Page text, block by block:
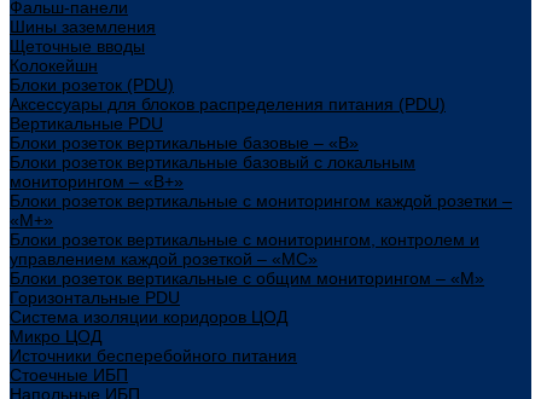
Фальш-панели
Шины заземления
Щеточные вводы
Колокейшн
Блоки розеток (PDU)
Аксессуары для блоков распределения питания (PDU)
Вертикальные PDU
Блоки розеток вертикальные базовые – «В»
Блоки розеток вертикальные базовый с локальным
мониторингом – «В+»
Блоки розеток вертикальные с мониторингом каждой розетки –
«М+»
Блоки розеток вертикальные с мониторингом, контролем и
управлением каждой розеткой – «МС»
Блоки розеток вертикальные с общим мониторингом – «М»
Горизонтальные PDU
Система изоляции коридоров ЦОД
Микро ЦОД
Источники бесперебойного питания
Стоечные ИБП
Напольные ИБП